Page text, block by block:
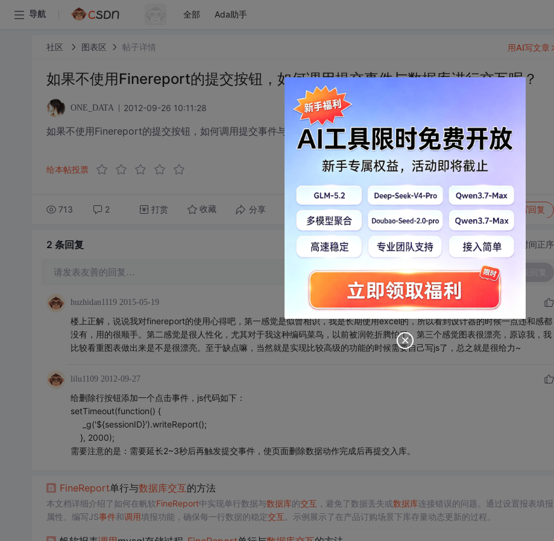
导航 全部 Ada助手
社区 图表区 帖子详情
如果不使用Finereport的提交按钮，如何调用提交事件与数据库进行交互呢？
ONE_DATA 2012-09-26 10:11:28
如果不使用Finereport的提交按钮，如何调用提交事件与数据库进行交互呢？
给本帖投票
713 2 打赏 收藏 分享 转发到动态 举报 写回复
用AI写文章
2 条回复 切换为时间正序
请发表友善的回复…
huzhidan1119 2015-05-19
楼上正解，说说我对finereport的使用心得吧，第一感觉是似曾相识，我是长期使用excel的，所以看到设计器的时候一点违和感都
没有，用的很顺手。第二感觉是很人性化，尤其对于我这种编码菜鸟，以前被润乾折腾怕了。第三个感觉图表很漂亮，原谅我，我
比较看重图表做出来是不是很漂亮。至于缺点嘛，当然就是实现比较高级的功能的时候需要自己写js了，总之就是很给力~
lilu1109 2012-09-27
给删除行按钮添加一个点击事件，js代码如下：
setTimeout(function() {
_g('${sessionID}').writeReport();
}, 2000);
需要注意的是：需要延长2~3秒后再触发提交事件，使页面删除数据动作完成后再提交入库。
FineReport单行与数据库交互的方法
本文档详细介绍了如何在帆软FineReport中实现单行数据与数据库的交互 ，避免了数据丢失或数据库连接错误的问题。通过设置报表填报
属性、编写JS事件和调用填报功能，确保每一行数据的稳定交互 。示例展示了在产品订购场景下库存量动态更新的过程。